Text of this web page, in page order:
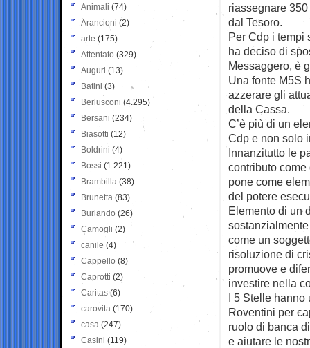
riassegnare
dal Tesoro.
Per Cdp i tempi
ha deciso di
Messaggero, è
Una fonte M5S
azzerare gli
della Cassa.
C’è più di un
Cdp e non solo
Innanzitutto le
contributo come
pone come
del potere
Elemento di un
come un
risoluzione di
promuove e
investire nella
I 5 Stelle hanno
Roventini per
ruolo di banca
e aiutare le
Animali (74)
Arancioni (2)
arte (175)
Attentato (329)
Auguri (13)
Batini (3)
Berlusconi (4.295)
Bersani (234)
Biasotti (12)
Boldrini (4)
Bossi (1.221)
Brambilla (38)
Brunetta (83)
Burlando (26)
Camogli (2)
canile (4)
Cappello (8)
Caprotti (2)
Caritas (6)
carovita (170)
casa (247)
Casini (119)